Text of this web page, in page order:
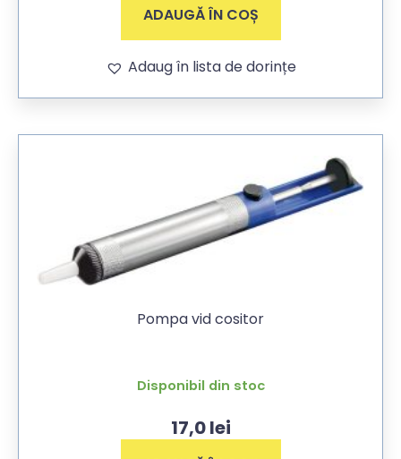
ADAUGĂ ÎN COȘ
Adaug în lista de dorințe
Pompa vid cositor
Disponibil din stoc
17,0lei